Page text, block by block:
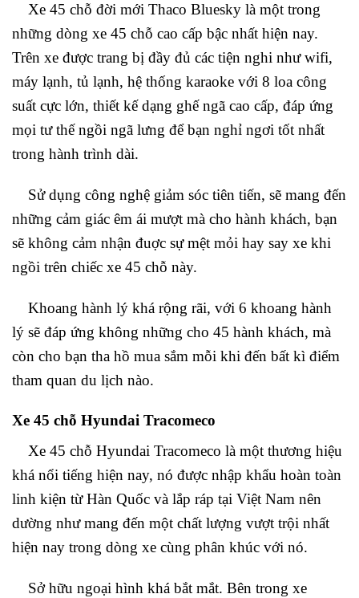
Xe 45 chỗ đời mới Thaco Bluesky là một trong
những dòng xe 45 chỗ cao cấp bậc nhất hiện nay.
Trên xe được trang bị đầy đủ các tiện nghi như wifi,
máy lạnh, tủ lạnh, hệ thống karaoke với 8 loa công
suất cực lớn, thiết kế dạng ghế ngã cao cấp, đáp ứng
mọi tư thế ngồi ngã lưng để bạn nghỉ ngơi tốt nhất
trong hành trình dài.
Sử dụng công nghệ giảm sóc tiên tiến, sẽ mang đến
những cảm giác êm ái mượt mà cho hành khách, bạn
sẽ không cảm nhận đuợc sự mệt mỏi hay say xe khi
ngồi trên chiếc xe 45 chỗ này.
Khoang hành lý khá rộng rãi, với 6 khoang hành
lý sẽ đáp ứng không những cho 45 hành khách, mà
còn cho bạn tha hồ mua sắm mỗi khi đến bất kì điểm
tham quan du lịch nào.
Xe 45 chỗ Hyundai Tracomeco
Xe 45 chỗ Hyundai Tracomeco là một thương hiệu
khá nổi tiếng hiện nay, nó được nhập khẩu hoàn toàn
linh kiện từ Hàn Quốc và lắp ráp tại Việt Nam nên
dường như mang đến một chất lượng vượt trội nhất
hiện nay trong dòng xe cùng phân khúc với nó.
Sở hữu ngoại hình khá bắt mắt. Bên trong xe